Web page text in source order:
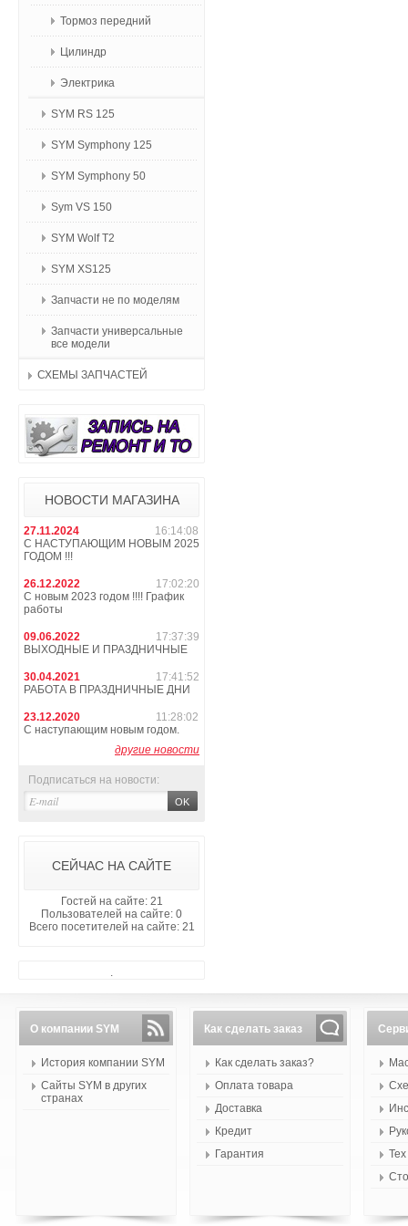
Тормоз передний
Цилиндр
Электрика
SYM RS 125
SYM Symphony 125
SYM Symphony 50
Sym VS 150
SYM Wolf T2
SYM XS125
Запчасти не по моделям
Запчасти универсальные
все модели
СХЕМЫ ЗАПЧАСТЕЙ
НОВОСТИ МАГАЗИНА
27.11.2024
16:14:08
С НАСТУПАЮЩИМ НОВЫМ 2025
ГОДОМ !!!
26.12.2022
17:02:20
С новым 2023 годом !!!! График
работы
09.06.2022
17:37:39
ВЫХОДНЫЕ И ПРАЗДНИЧНЫЕ
30.04.2021
17:41:52
РАБОТА В ПРАЗДНИЧНЫЕ ДНИ
23.12.2020
11:28:02
С наступающим новым годом.
другие новости
Подписаться на новости:
СЕЙЧАС НА САЙТЕ
Гостей на сайте: 21
Пользователей на сайте: 0
Всего посетителей на сайте: 21
.
О компании SYM
История компании SYM
Сайты SYM в других
странах
Как сделать заказ
Как сделать заказ?
Оплата товара
Доставка
Кредит
Гарантия